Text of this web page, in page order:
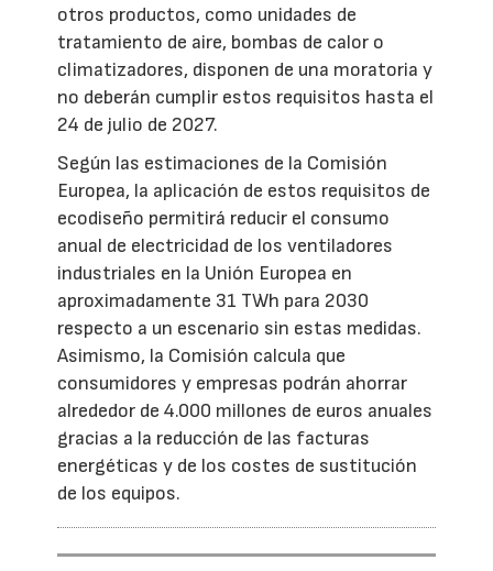
otros productos, como unidades de
tratamiento de aire, bombas de calor o
climatizadores, disponen de una moratoria y
no deberán cumplir estos requisitos hasta el
24 de julio de 2027.
Según las estimaciones de la Comisión
Europea, la aplicación de estos requisitos de
ecodiseño permitirá reducir el consumo
anual de electricidad de los ventiladores
industriales en la Unión Europea en
aproximadamente 31 TWh para 2030
respecto a un escenario sin estas medidas.
Asimismo, la Comisión calcula que
consumidores y empresas podrán ahorrar
alrededor de 4.000 millones de euros anuales
gracias a la reducción de las facturas
energéticas y de los costes de sustitución
de los equipos.